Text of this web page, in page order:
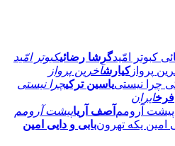
گرشا رضائیکبوتر امّید
کیارشآخرین پرواز
یاسین ترکیچرا نیستی
فرخایران
آصف آریاپیشت آرومم
بابی و دایی امین